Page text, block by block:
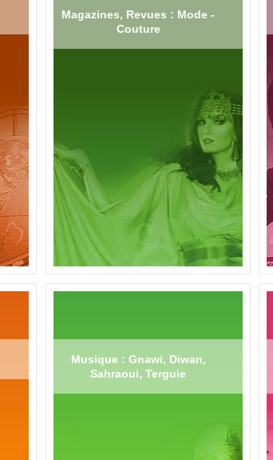
Magazines, Revues : Mode -
Couture
Musique : Gnawi, Diwan,
Sahraoui, Terguie